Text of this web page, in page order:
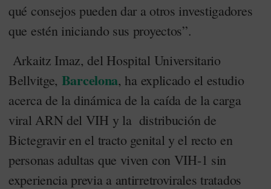
qué consejos pueden dar a otros investigadores
que estén iniciando sus proyectos”.
Arkaitz Imaz, del Hospital Universitario
Bellvitge, Barcelona, ha explicado el estudio
acerca de la dinámica de la caída de la carga
viral ARN del VIH y la distribución de
Bictegravir en el tracto genital y el recto en
personas adultas que viven con VIH-1 sin
experiencia previa a antirretrovirales tratados